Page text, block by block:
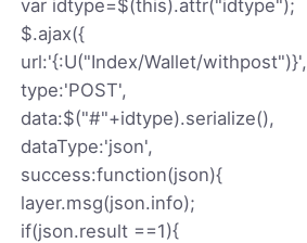
var idtype=$(this).attr("idtype");
$.ajax({
url:'{:U("Index/Wallet/withpost")}',
type:'POST',
data:$("#"+idtype).serialize(),
dataType:'json',
success:function(json){
layer.msg(json.info);
if(json.result ==1){